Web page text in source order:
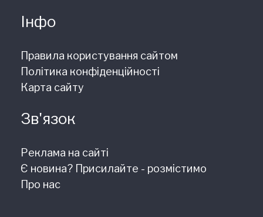
Інфо
Правила користування сайтом
Політика конфіденційності
Карта сайту
Зв'язок
Реклама на сайті
Є новина? Присилайте - розмістимо
Про нас